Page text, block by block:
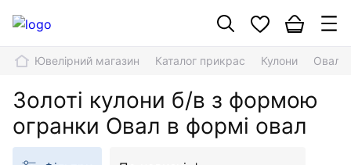
Ювелірний магазин Каталог прикрас Кулони Овал
Золоті кулони б/в з формою
огранки Овал в формі овал